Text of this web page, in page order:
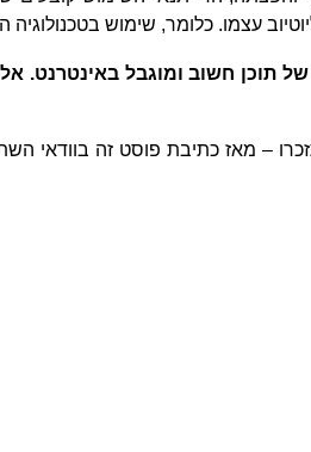
עצמו. כלומר, שימוש
חשוב ומוגבל באינטרנט. אל
– מאז כתיבת פוסט זה בוודאי